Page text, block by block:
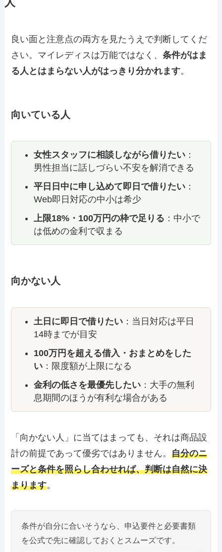
良い面と注意点の両方を見たうえで判断してくだ
さい。マイレディスは万能ではなく、条件がはま
る人とはまらない人がはっきり分かれます。
向いている人
女性スタッフに相談しながら借りたい ：
男性担当に話しづらい不安を解消できる
平日日中に申し込めて即日で借りたい ：
Web即日対応の中小は希少
上限18%・100万円の枠で足りる ：中小で
は低めの金利で収まる
向かない人
土日に即日で借りたい ：当日対応は平日
14時までが目安
100万円を超える借入・おまとめをした
い ：限度額が上限になる
金利の低さを最優先したい ：大手の無利
息期間のほうが有利な場合がある
「向かない人」に当てはまっても、それは商品設
計の前提であって優劣ではありません。自分のニ
ーズと条件を照らし合わせれば、判断は自然に決
まります。
条件が自分に合いそうなら、申込要件と必要書類
を公式で先に確認しておくとスムーズです。